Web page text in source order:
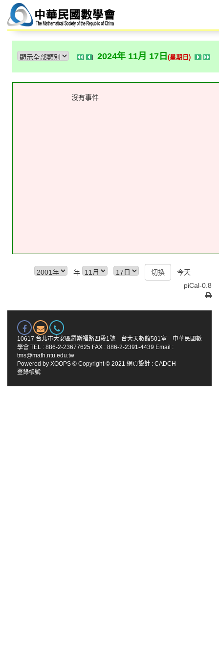
2024年 11月 17日 (星期日)
沒有事件
年
今天
piCal-0.8
10617 台北市大安區羅斯福路四段1號 台大天數館501室 中華民國數
學會 TEL : 886-2-23677625 FAX : 886-2-2391-4439 Email :
tms@math.ntu.edu.tw
Powered by XOOPS © Copyright © 2021 網頁設計 : CADCH
登錄帳號